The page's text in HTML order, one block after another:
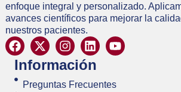
enfoque integral y personalizado.
avances científicos para mejorar la
nuestros pacientes.
Información
Preguntas Frecuentes